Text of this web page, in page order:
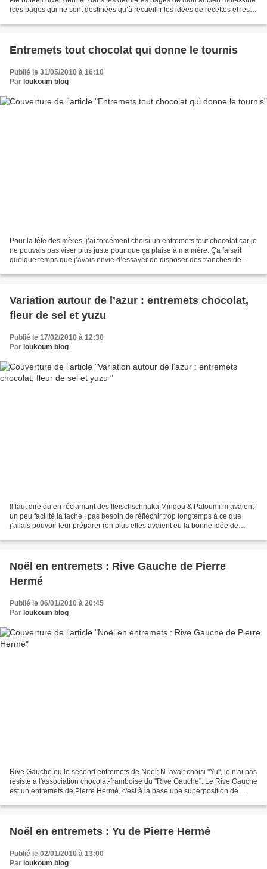
(ces pages qui ne sont destinées qu’à recueillir les idées de recettes et les
Entremets tout chocolat qui donne le tournis
Publié le 31/05/2010 à 16:10
Par loukoum blog
Pour la fête des mères, j’ai forcément choisi un entremets tout chocolat car je
ne pouvais pas viser plus juste pour que ça plaise à ma mère. Ça faisait
quelque temps que j’avais envie d’essayer de disposer des tranches de
Variation autour de l’azur : entremets chocolat,
fleur de sel et yuzu
Publié le 17/02/2010 à 12:30
Par loukoum blog
Il faut dire qu’en réclamant des fleischschnaka Mingou & Patoumi m’avaient
un peu facilité la tache : pas besoin de réfléchir trop longtemps à ce que
j’allais pouvoir leur préparer (en plus elles avaient eu la bonne idée de
Noël en entremets : Rive Gauche de Pierre
Hermé
Publié le 06/01/2010 à 20:45
Par loukoum blog
Rive Gauche ou le second entremets de Noël; N. avait choisi "Yu", je n'ai pas
résisté à l'association chocolat-framboise du "Rive Gauche". Le Rive Gauche
est un entremets de Pierre Hermé, c'est à la base une superposition de
Noël en entremets : Yu de Pierre Hermé
Publié le 02/01/2010 à 13:00
Par loukoum blog